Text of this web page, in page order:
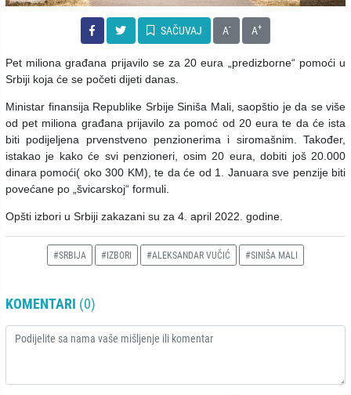
SAČUVAJ A- A+
Pet miliona građana prijavilo se za 20 eura „predizborne“ pomoći u
Srbiji koja će se početi dijeti danas.
Ministar finansija Republike Srbije Siniša Mali, saopštio je da se više
od pet miliona građana prijavilo za pomoć od 20 eura te da će ista
biti podijeljena prvenstveno penzionerima i siromašnim. Također,
istakao je kako će svi penzioneri, osim 20 eura, dobiti još 20.000
dinara pomoći( oko 300 KM), te da će od 1. Januara sve penzije biti
povećane po „švicarskoj“ formuli.
Opšti izbori u Srbiji zakazani su za 4. april 2022. godine.
#SRBIJA #IZBORI #ALEKSANDAR VUČIĆ #SINIŠA MALI
KOMENTARI (0)